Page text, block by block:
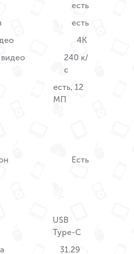
есть
есть
4K
видео
240 к/
с
есть, 12
МП
Есть
USB
Type-C
31.29